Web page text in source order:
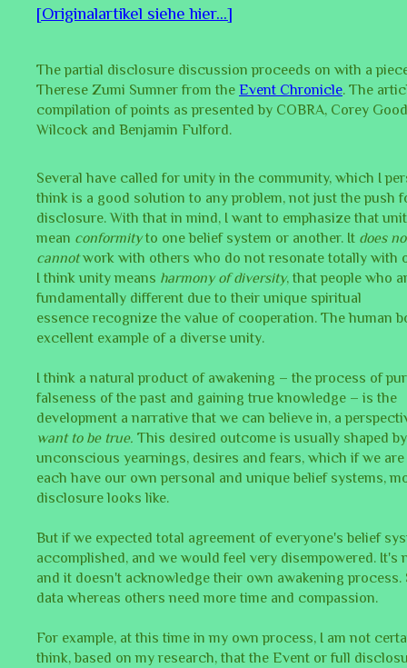
[Originalartikel siehe hier...]
The partial disclosure discussion proceeds on with a
Therese Zumi Sumner from the Event Chronicle. The
compilation of points as presented by COBRA, Corey
Wilcock and Benjamin Fulford.
Several have called for unity in the community, which I
think is a good solution to any problem, not just the push
disclosure. With that in mind, I want to emphasize that
mean conformityto one belief system or another. It does
cannotwork with others who do not resonate totally with
I think unity means harmony of diversity, that people who
fundamentally different due to their unique spiritual
essence recognize the value of cooperation. The human
excellent example of a diverse unity.
I think a natural product of awakening – the process of
falseness of the past and gaining true knowledge – is the
development a narrative that we can believe in, a
want to be true. This desired outcome is usually shaped
unconscious yearnings, desires and fears, which if we
each have our own personal and unique belief systems,
disclosure looks like.
But if we expected total agreement of everyone's belief
accomplished, and we would feel very disempowered.
and it doesn't acknowledge their own awakening
data whereas others need more time and compassion.
For example, at this time in my own process, I am not
think, based on my research, that the Event or full